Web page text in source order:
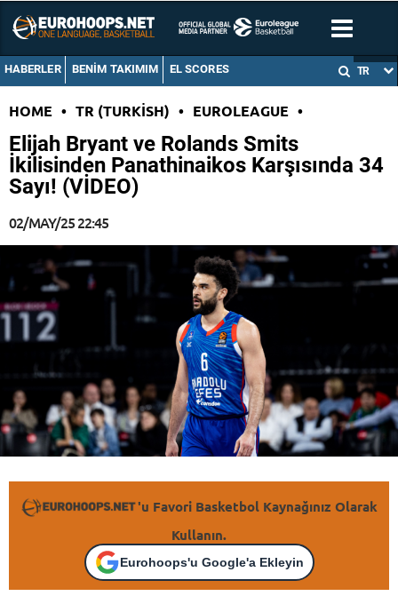
HABERLER BENIM TAKIMIM EL SCORES TR
HOME • TR (TURKISH) • EUROLEAGUE •
Elijah Bryant ve Rolands Smits
İkilisinden Panathinaikos Karşısında 34
Sayı! (VİDEO)
02/MAY/25 22:45
'u Favori Basketbol Kaynağınız Olarak
Kullanın.
Eurohoops'u Google'a Ekleyin